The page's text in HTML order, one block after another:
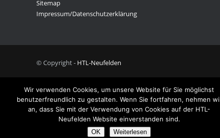
Sitemap
Impressum/Datenschutzerklärung
© Copyright - HTL-Neufelden
Wir verwenden Cookies, um unsere Website für Sie möglichst
benutzerfreundlich zu gestalten. Wenn Sie fortfahren, nehmen
an, dass Sie mit der Verwendung von Cookies auf der HTL-
Neufelden Website einverstanden sind.
OK Weiterlesen